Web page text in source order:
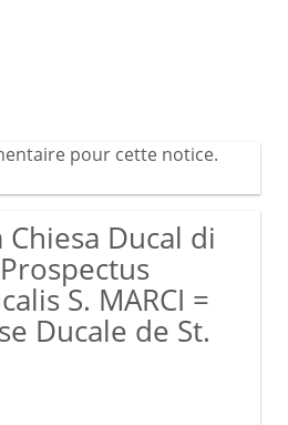
pour cette notice.
Ducal di
S. MARCI =
Ducale de St.